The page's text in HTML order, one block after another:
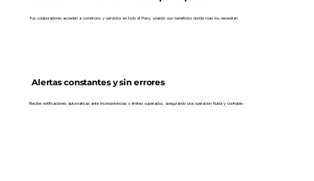
Tus colaboradores acceden a comercios y servicios en todo el Perú, usando sus beneficios donde más los necesitan.
Alertas constantes y sin errores
Recibe notificaciones automáticas ante inconsistencias o límites superados, asegurando una operación fluida y confiable.